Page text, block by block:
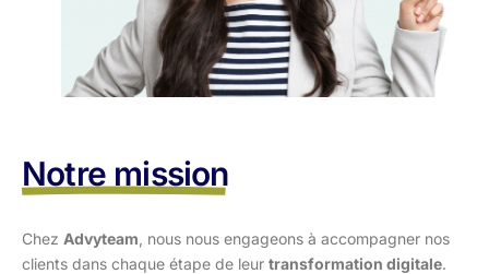
Notre mission
Chez Advyteam , nous nous engageons à accompagner nos
clients dans chaque étape de leur transformation digitale.